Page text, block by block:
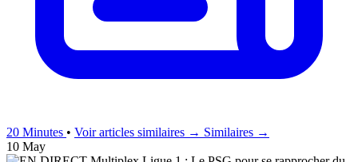
20 Minutes • Voir articles similaires → Similaires →
10 May